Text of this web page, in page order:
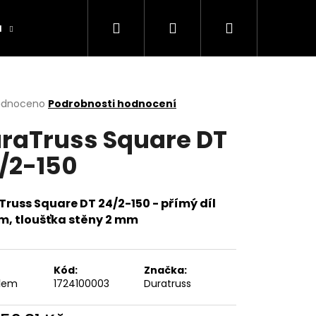
Obchodní podmínky
Hledat PřihlášeníNákupní
Podrobnosti hodnocení
Square DT
2-150
Square DT 24/2-150 - přímý díl
tloušťka stěny 2 mm
Kód:
1724100003
Značka:
Duratruss